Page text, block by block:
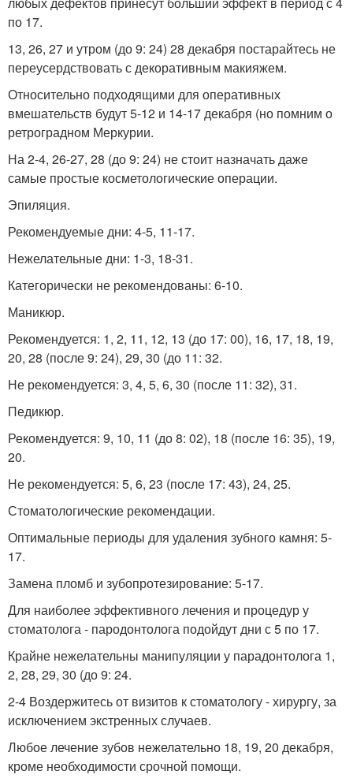
по 17.
13, 26, 27 и утром (до 9: 24) 28 декабря постарайтесь не
переусердствовать с декоративным макияжем.
Относительно подходящими для оперативных
вмешательств будут 5-12 и 14-17 декабря (но помним о
ретроградном Меркурии.
На 2-4, 26-27, 28 (до 9: 24) не стоит назначать даже
самые простые косметологические операции.
Эпиляция.
Рекомендуемые дни: 4-5, 11-17.
Нежелательные дни: 1-3, 18-31.
Категорически не рекомендованы: 6-10.
Маникюр.
Рекомендуется: 1, 2, 11, 12, 13 (до 17: 00), 16, 17, 18, 19,
20, 28 (после 9: 24), 29, 30 (до 11: 32.
Не рекомендуется: 3, 4, 5, 6, 30 (после 11: 32), 31.
Педикюр.
Рекомендуется: 9, 10, 11 (до 8: 02), 18 (после 16: 35), 19,
20.
Не рекомендуется: 5, 6, 23 (после 17: 43), 24, 25.
Стоматологические рекомендации.
Оптимальные периоды для удаления зубного камня: 5-
17.
Замена пломб и зубопротезирование: 5-17.
Для наиболее эффективного лечения и процедур у
стоматолога - пародонтолога подойдут дни с 5 по 17.
Крайне нежелательны манипуляции у парадонтолога 1,
2, 28, 29, 30 (до 9: 24.
2-4 Воздержитесь от визитов к стоматологу - хирургу, за
исключением экстренных случаев.
Любое лечение зубов нежелательно 18, 19, 20 декабря,
кроме необходимости срочной помощи.